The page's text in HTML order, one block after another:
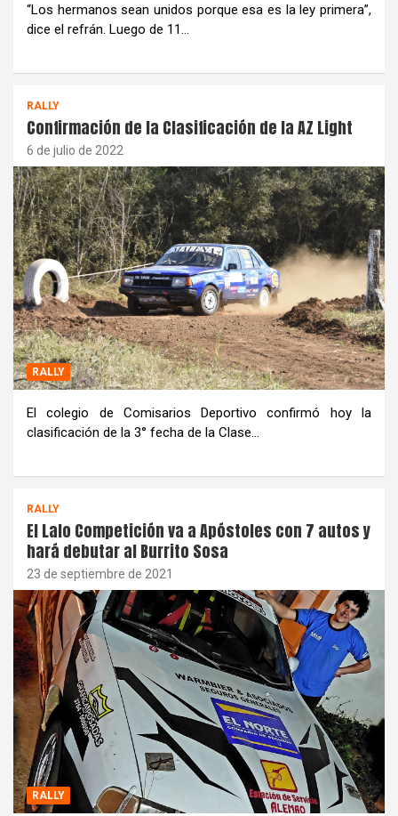
“Los hermanos sean unidos porque esa es la ley primera”,
dice el refrán. Luego de 11…
RALLY
Confirmación de la Clasificación de la AZ Light
6 de julio de 2022
RALLY
El colegio de Comisarios Deportivo confirmó hoy la
clasificación de la 3° fecha de la Clase…
RALLY
El Lalo Competición va a Apóstoles con 7 autos y
hará debutar al Burrito Sosa
23 de septiembre de 2021
RALLY